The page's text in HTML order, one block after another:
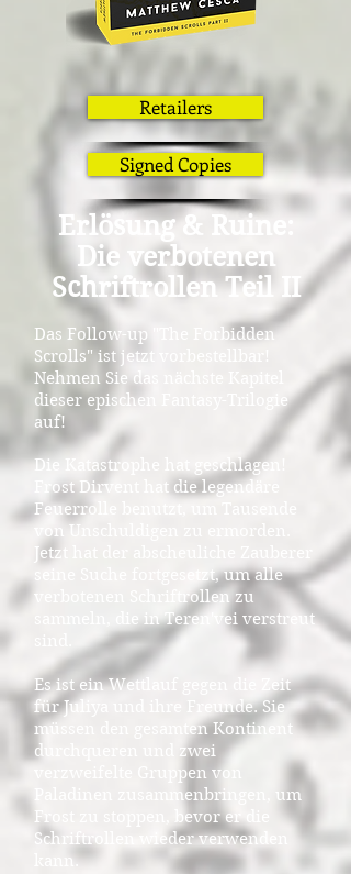
Retailers
Signed Copies
Erlösung & Ruine:
Die verbotenen
Schriftrollen Teil II
Das Follow-up "The Forbidden
Scrolls" ist jetzt vorbestellbar!
Nehmen Sie das nächste Kapitel
dieser epischen Fantasy-Trilogie
auf!
Die Katastrophe hat geschlagen!
Frost Dirvent hat die legendäre
Feuerrolle benutzt, um Tausende
von Unschuldigen zu ermorden.
Jetzt hat der abscheuliche Zauberer
seine Suche fortgesetzt, um alle
verbotenen Schriftrollen zu
sammeln, die in Teren'vei verstreut
Es ist ein Wettlauf gegen die Zeit
für Juliya und ihre Freunde. Sie
müssen den gesamten Kontinent
durchqueren und zwei
verzweifelte Gruppen von
Paladinen zusammenbringen, um
Frost zu stoppen, bevor er die
Schriftrollen wieder verwenden
kann.